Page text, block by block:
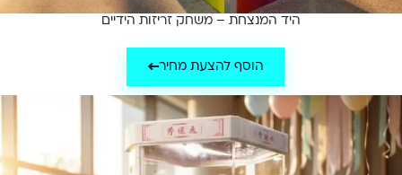
היד המנצחת – משחק זריזות הידיים
הוסף להצעת מחיר